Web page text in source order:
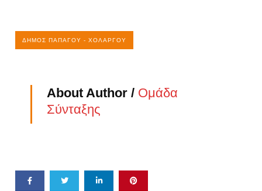
ΔΉΜΟΣ ΠΑΠΆΓΟΥ - ΧΟΛΑΡΓΟΎ
About Author / Ομάδα
Σύνταξης